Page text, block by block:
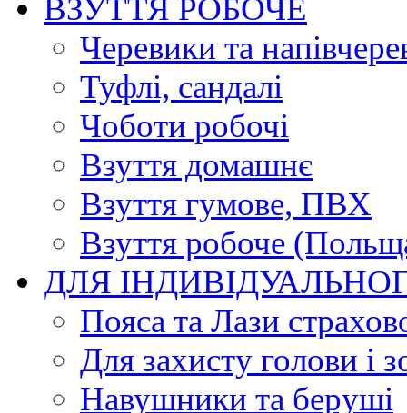
ВЗУТТЯ РОБОЧЕ
Черевики та
Туфлі, сандалі
Чоботи робочі
Взуття домашнє
Взуття гумове, ПВХ
Взуття робоче
ДЛЯ
Пояса та Лази
Для захисту голови і
Навушники та беруші